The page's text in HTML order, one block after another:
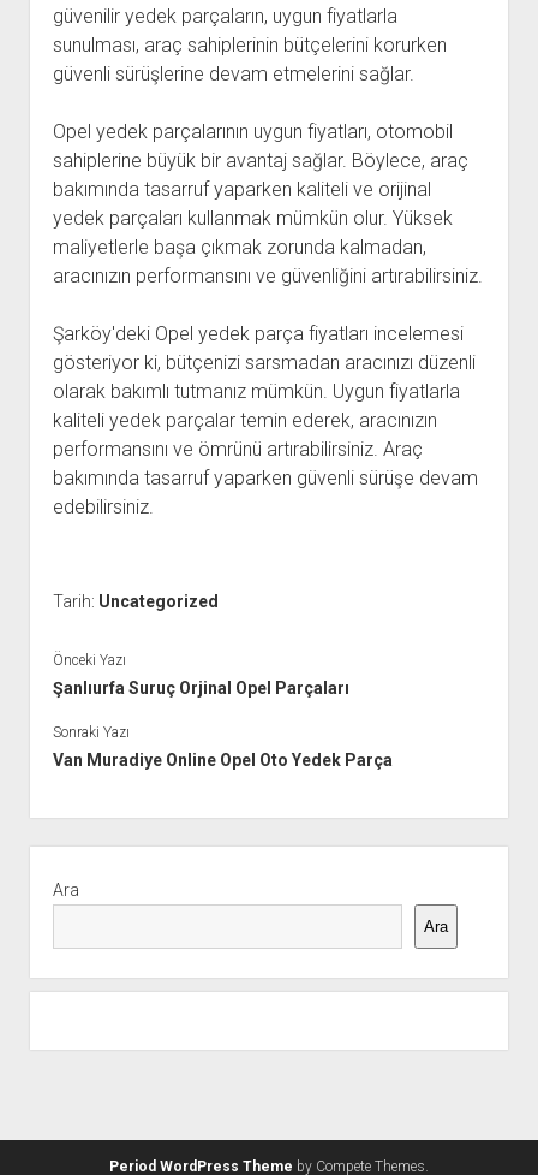
güvenilir yedek parçaların, uygun fiyatlarla
sunulması, araç sahiplerinin bütçelerini korurken
güvenli sürüşlerine devam etmelerini sağlar.
Opel yedek parçalarının uygun fiyatları, otomobil
sahiplerine büyük bir avantaj sağlar. Böylece, araç
bakımında tasarruf yaparken kaliteli ve orijinal
yedek parçaları kullanmak mümkün olur. Yüksek
maliyetlerle başa çıkmak zorunda kalmadan,
aracınızın performansını ve güvenliğini artırabilirsiniz.
Şarköy'deki Opel yedek parça fiyatları incelemesi
gösteriyor ki, bütçenizi sarsmadan aracınızı düzenli
olarak bakımlı tutmanız mümkün. Uygun fiyatlarla
kaliteli yedek parçalar temin ederek, aracınızın
performansını ve ömrünü artırabilirsiniz. Araç
bakımında tasarruf yaparken güvenli sürüşe devam
edebilirsiniz.
Tarih: Uncategorized
Önceki Yazı
Şanlıurfa Suruç Orjinal Opel Parçaları
Sonraki Yazı
Van Muradiye Online Opel Oto Yedek Parça
Menü
Ara
Ara
Period WordPress Theme by Compete Themes.